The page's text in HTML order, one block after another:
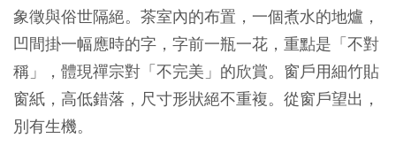
象徵與俗世隔絕。茶室內的布置，一個煮水的地爐，
凹間掛一幅應時的字，字前一瓶一花，重點是「不對
稱」，體現禪宗對「不完美」的欣賞。窗戶用細竹貼
窗紙，高低錯落，尺寸形狀絕不重複。從窗戶望出，
別有生機。